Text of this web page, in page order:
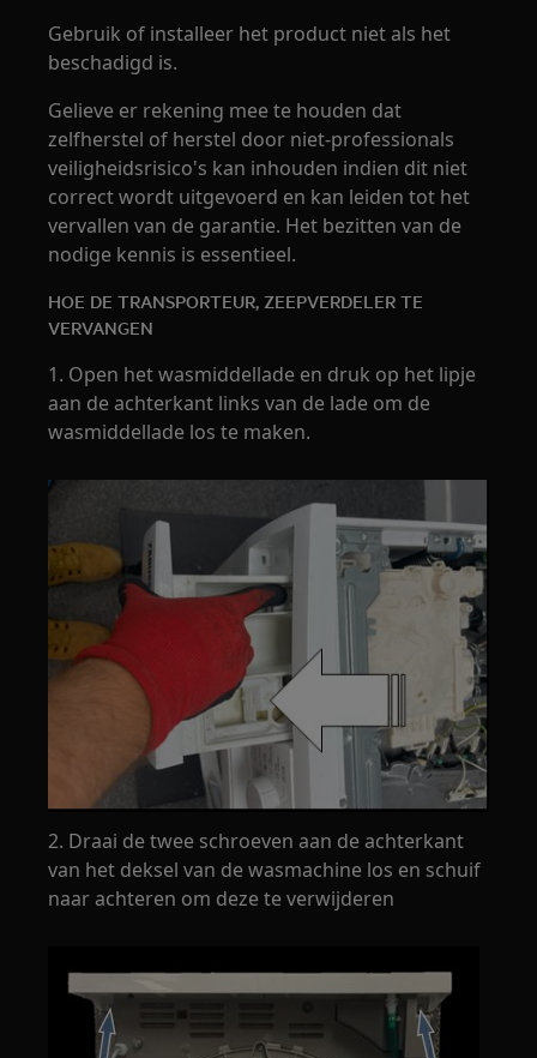
Gebruik of installeer het product niet als het
beschadigd is.
Gelieve er rekening mee te houden dat
zelfherstel of herstel door niet-professionals
veiligheidsrisico's kan inhouden indien dit niet
correct wordt uitgevoerd en kan leiden tot het
vervallen van de garantie. Het bezitten van de
nodige kennis is essentieel.
HOE DE TRANSPORTEUR, ZEEPVERDELER TE
VERVANGEN
1. Open het wasmiddellade en druk op het lipje
aan de achterkant links van de lade om de
wasmiddellade los te maken.
2. Draai de twee schroeven aan de achterkant
van het deksel van de wasmachine los en schuif
naar achteren om deze te verwijderen